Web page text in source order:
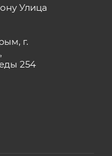
Улица
г.
254